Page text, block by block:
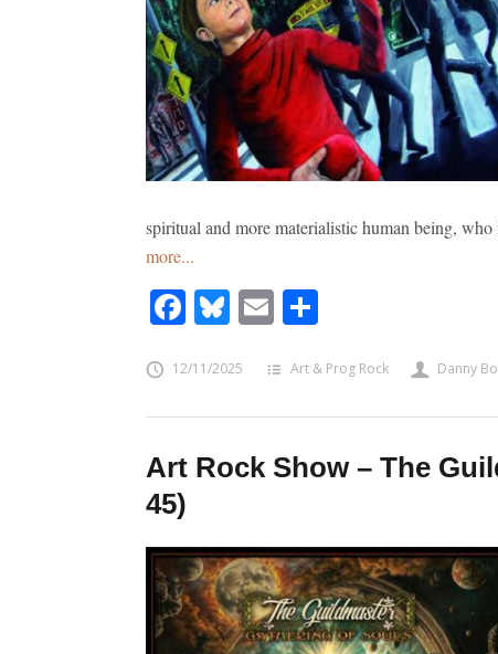
spiritual and more materialistic human being,
more...
Facebook
Bluesky
Email
12/11/2025 Art & Prog Rock Danny
Art Rock Show – The
45)